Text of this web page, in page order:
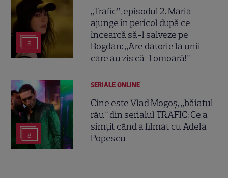
8
„Trafic”, episodul 2. Maria
ajunge în pericol după ce
încearcă să-l salveze pe
Bogdan: „Are datorie la unii
care au zis că-l omoară!”
8
SERIALE ONLINE
Cine este Vlad Mogoș, „băiatul
rău” din serialul TRAFIC: Ce a
simțit când a filmat cu Adela
Popescu